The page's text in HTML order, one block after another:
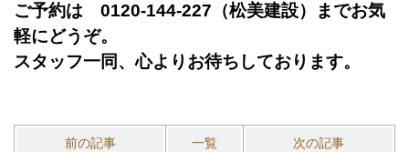
ご予約は 0120-144-227（松美建設）までお気
軽にどうぞ。
スタッフ一同、心よりお待ちしております。
前の記事 一覧 次の記事